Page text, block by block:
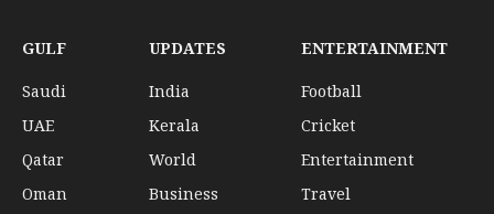
GULF
Saudi
UAE
Qatar
Oman
UPDATES
India
Kerala
World
Business
ENTERTAINMENT
Football
Cricket
Entertainment
Travel